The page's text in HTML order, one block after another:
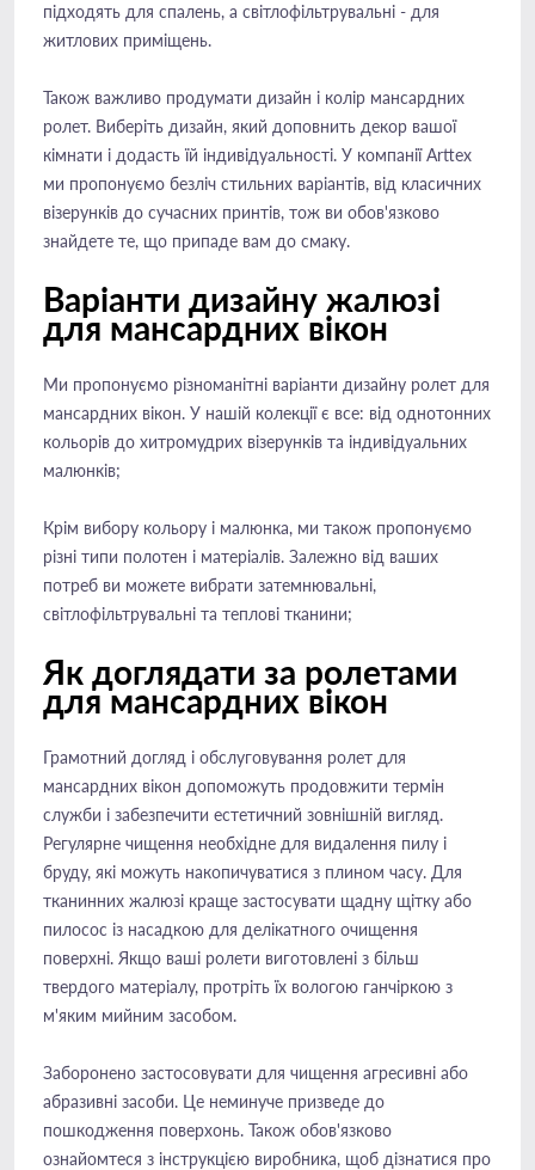
підходять для спалень, а світлофільтрувальні - для
житлових приміщень.
Також важливо продумати дизайн і колір мансардних
ролет. Виберіть дизайн, який доповнить декор вашої
кімнати і додасть їй індивідуальності. У компанії Arttex
ми пропонуємо безліч стильних варіантів, від класичних
візерунків до сучасних принтів, тож ви обов'язково
знайдете те, що припаде вам до смаку.
Варіанти дизайну жалюзі
для мансардних вікон
Ми пропонуємо різноманітні варіанти дизайну ролет для
мансардних вікон. У нашій колекції є все: від однотонних
кольорів до хитромудрих візерунків та індивідуальних
малюнків;
Крім вибору кольору і малюнка, ми також пропонуємо
різні типи полотен і матеріалів. Залежно від ваших
потреб ви можете вибрати затемнювальні,
світлофільтрувальні та теплові тканини;
Як доглядати за ролетами
для мансардних вікон
Грамотний догляд і обслуговування ролет для
мансардних вікон допоможуть продовжити термін
служби і забезпечити естетичний зовнішній вигляд.
Регулярне чищення необхідне для видалення пилу і
бруду, які можуть накопичуватися з плином часу. Для
тканинних жалюзі краще застосувати щадну щітку або
пилосос із насадкою для делікатного очищення
поверхні. Якщо ваші ролети виготовлені з більш
твердого матеріалу, протріть їх вологою ганчіркою з
м'яким мийним засобом.
Заборонено застосовувати для чищення агресивні або
абразивні засоби. Це неминуче призведе до
пошкодження поверхонь. Також обов'язково
ознайомтеся з інструкцією виробника, щоб дізнатися про